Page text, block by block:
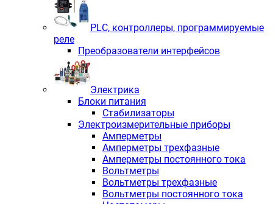
PLС, контроллеры, программируемые
реле
Преобразователи интерфейсов
Электрика
Блоки питания
Стабилизаторы
Электроизмерительные приборы
Амперметры
Амперметры трехфазные
Амперметры постоянного тока
Вольтметры
Вольтметры трехфазные
Вольтметры постоянного тока